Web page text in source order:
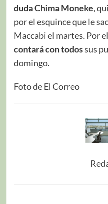
duda Chima Moneke,
por el esquince que le
Maccabi el martes. Por
contará con todossus
domingo.
Foto de El Correo